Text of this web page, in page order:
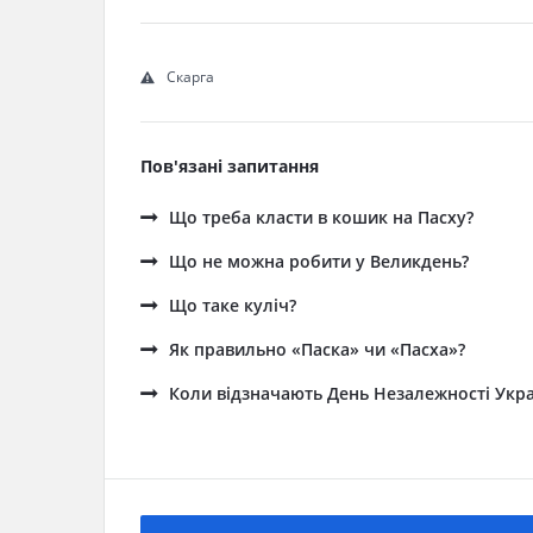
Скарга
Пов'язані запитання
Що треба класти в кошик на Пасху?
Що не можна робити у Великдень?
Що таке куліч?
Як правильно «Паска» чи «Пасха»?
Коли відзначають День Незалежності